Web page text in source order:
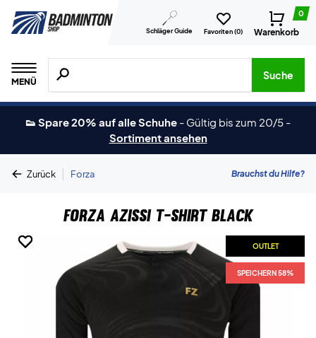
Schläger Guide Favoriten (0)
0
Warenkorb
MENÜ
Suche nach Produkten, Marken usw.
Suche
👟 Spare 20% auf alle Schuhe - Gültig bis zum 20/5 -
Sortiment ansehen
Zurück | Forza Brauchst du Hilfe?
Forza Azissi T-shirt Black
OUTLET
SPEICHERN 58%
OUTLET
SPEICHERN 58%
OUTLET
SPEICHERN 58%
OUTLET
SPEICHERN 58%
OUTLET
SPEICHERN 58%